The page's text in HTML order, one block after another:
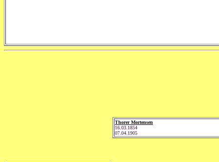
Thorer Mortensen
16.03.1854
07.04.1905